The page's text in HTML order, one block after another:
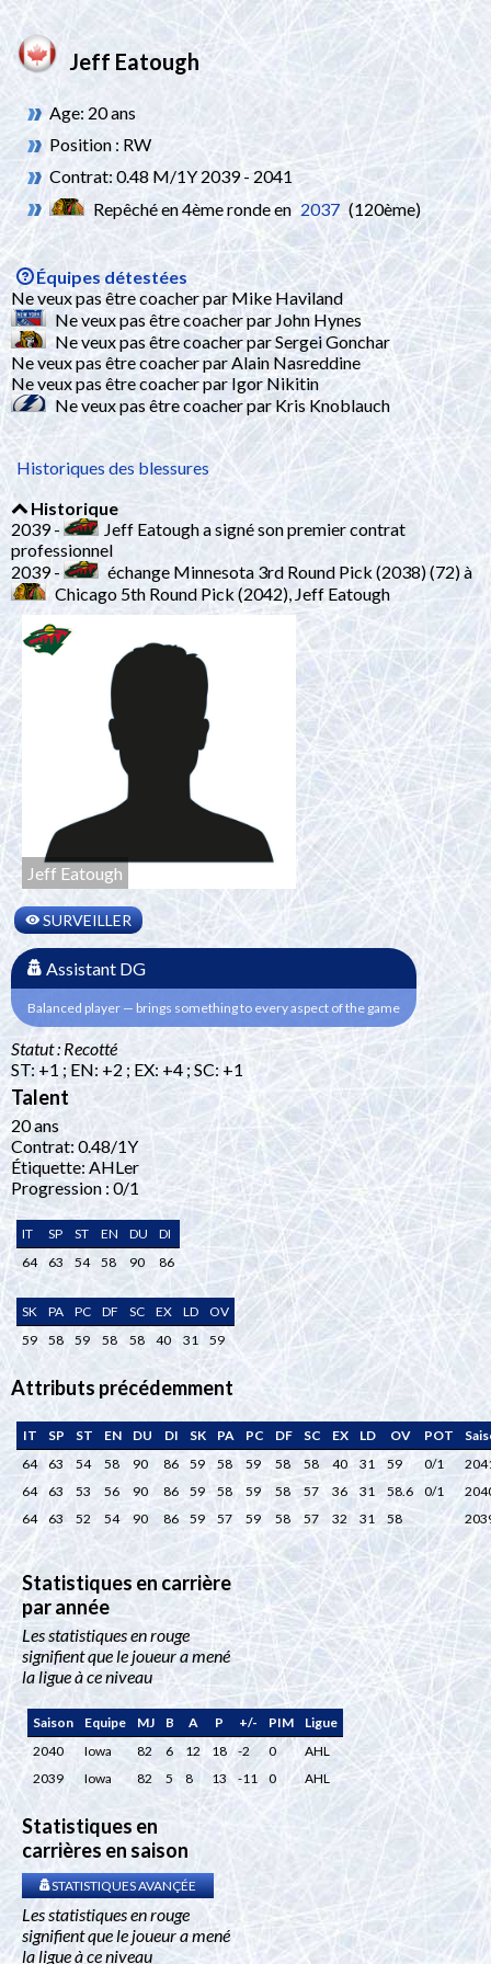
Jeff Eatough
Age: 20 ans
Position : RW
Contrat: 0.48 M/1Y 2039 - 2041
Repêché en 4ème ronde en 2037 (120ème)
Équipes détestées
Ne veux pas être coacher par Mike Haviland
Ne veux pas être coacher par John Hynes
Ne veux pas être coacher par Sergei Gonchar
Ne veux pas être coacher par Alain Nasreddine
Ne veux pas être coacher par Igor Nikitin
Ne veux pas être coacher par Kris Knoblauch
Historiques des blessures
Historique
2039 -
Jeff Eatough a signé son premier contrat
professionnel
2039 -
échange Minnesota 3rd Round Pick (2038) (72) à
Chicago 5th Round Pick (2042), Jeff Eatough
Jeff Eatough
SURVEILLER
Assistant DG
Balanced player — brings something to every aspect of the game
Statut : Recotté
ST: +1 ; EN: +2 ; EX: +4 ; SC: +1
Talent
20 ans
Contrat: 0.48/1Y
Étiquette: AHLer
Progression : 0/1
IT SP ST EN DU
DI
64
63 54 58 90 86
SK PA PC DF SC EX LD
OV
59
58 59 58 58 40 31 59
Attributs précédemment
IT SP ST EN DU DI SK PA PC DF SC EX LD OV POT
64
63 54 58 90 86 59 58 59 58 58 40 31 59 0/1
64
63 53 56 90 86 59 58 59 58 57 36 31 58.6 0/1
64
63 52 54 90 86 59 57 59 58 57 32 31 58
Statistiques en carrière
par année
Les statistiques en rouge
signifient que le joueur a mené
la ligue à ce niveau
Saison Equipe MJ B A P +/- PIM
Ligue
2040
Iowa 82 6 12 18 -2 0
AHL
2039
Iowa 82 5 8 13 -11 0 AHL
Statistiques en
carrières en saison
STATISTIQUES AVANÇÉE
Les statistiques en rouge
signifient que le joueur a mené
la ligue à ce niveau